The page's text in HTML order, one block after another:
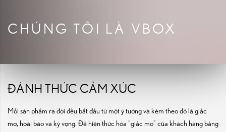
CHÚNG TÔI LÀ VBOX
ĐÁNH THỨC CẢM XÚC
Mỗi sản phẩm ra đời đều bắt đầu từ một ý tưởng và kèm theo đó là giấc
mơ, hoài bão và kỳ vọng. Để hiện thức hóa “giấc mơ” của khách hàng bằng